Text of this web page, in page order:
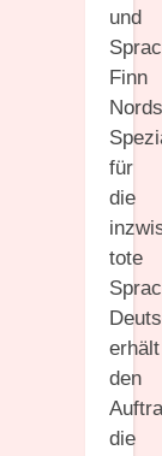
und
Finn
für
die
tote
erhält
den
die